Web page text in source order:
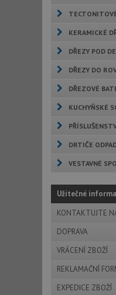
KERAMICKÉ
DŘEZY POD
DŘEZY DO
DŘEZOVÉ
KUCHYŇSKÉ
DRTIČE
VESTAVNÉ
Užitečné
KONTAKTUJTE
DOPRAVA
VRÁCENÍ ZBOŽÍ
REKLAMAČNÍ
EXPEDICE ZBOŽÍ